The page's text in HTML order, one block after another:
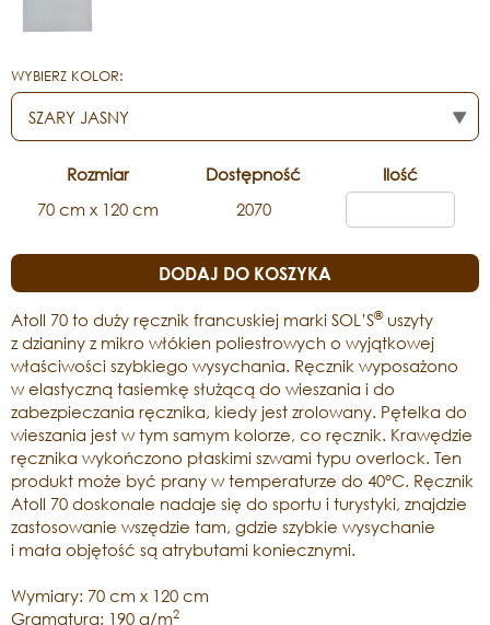
WYBIERZ KOLOR:
Rozmiar Dostępność
Ilość
70 cm x 120 cm
2070
DODAJ DO KOSZYKA
Atoll 70 to duży ręcznik francuskiej marki SOL’S®uszyty
z dzianiny z mikro włókien poliestrowych o wyjątkowej
właściwości szybkiego wysychania. Ręcznik wyposażono
w elastyczną tasiemkę służącą do wieszania i do
zabezpieczania ręcznika, kiedy jest zrolowany. Pętelka do
wieszania jest w tym samym kolorze, co ręcznik. Krawędzie
ręcznika wykończono płaskimi szwami typu overlock. Ten
produkt może być prany w temperaturze do 40°C. Ręcznik
Atoll 70 doskonale nadaje się do sportu i turystyki, znajdzie
zastosowanie wszędzie tam, gdzie szybkie wysychanie
i mała objętość są atrybutami koniecznymi.
Wymiary: 70 cm x 120 cm
Gramatura: 190 g/m2